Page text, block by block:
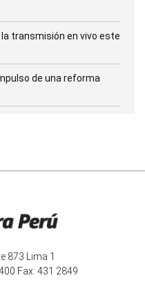
transmisión en vivo este
de una reforma
873 Lima 1
Fax: 431 2849